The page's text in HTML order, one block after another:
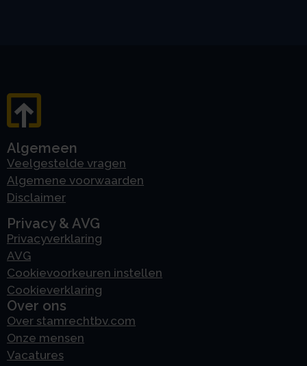
Algemeen
Veelgestelde vragen
Algemene voorwaarden
Disclaimer
Privacy & AVG
Privacyverklaring
AVG
Cookievoorkeuren instellen
Cookieverklaring
Over ons
Over stamrechtbv.com
Onze mensen
Vacatures